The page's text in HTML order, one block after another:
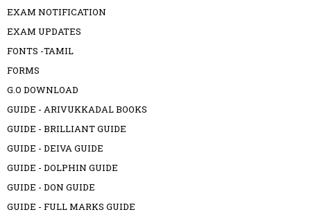
EXAM NOTIFICATION
EXAM UPDATES
FONTS -TAMIL
FORMS
G.O DOWNLOAD
GUIDE - ARIVUKKADAL BOOKS
GUIDE - BRILLIANT GUIDE
GUIDE - DEIVA GUIDE
GUIDE - DOLPHIN GUIDE
GUIDE - DON GUIDE
GUIDE - FULL MARKS GUIDE